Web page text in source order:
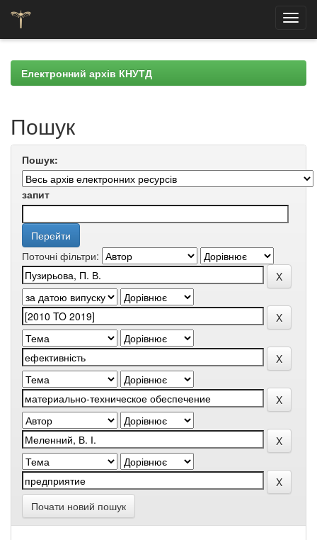
navigationЕлектронний архів КНУТД
Пошук
Пошук:
запит
Поточні фільтри:
Почати новий пошук